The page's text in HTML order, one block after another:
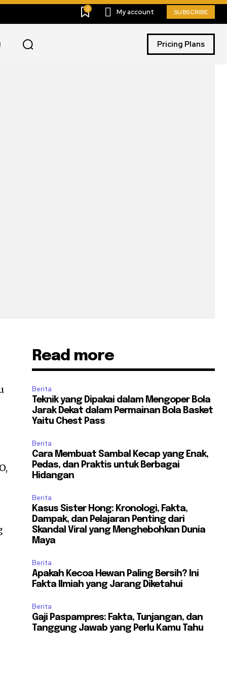
0 My account SUBSCRIBE
Pricing Plans
Read more
Berita
Teknik yang Dipakai dalam Mengoper Bola
Jarak Dekat dalam Permainan Bola Basket
Yaitu Chest Pass
Berita
Cara Membuat Sambal Kecap yang Enak,
Pedas, dan Praktis untuk Berbagai
Hidangan
Berita
Kasus Sister Hong: Kronologi, Fakta,
Dampak, dan Pelajaran Penting dari
Skandal Viral yang Menghebohkan Dunia
Maya
Berita
Apakah Kecoa Hewan Paling Bersih? Ini
Fakta Ilmiah yang Jarang Diketahui
Berita
Gaji Paspampres: Fakta, Tunjangan, dan
Tanggung Jawab yang Perlu Kamu Tahu